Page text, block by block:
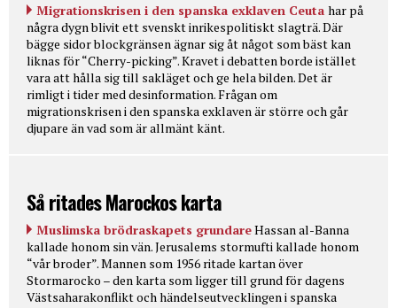
Migrationskrisen i den spanska exklaven Ceuta har på
några dygn blivit ett svenskt inrikespolitiskt slagträ. Där
bägge sidor blockgränsen ägnar sig åt något som bäst kan
liknas för “Cherry-picking”. Kravet i debatten borde istället
vara att hålla sig till sakläget och ge hela bilden. Det är
rimligt i tider med desinformation. Frågan om
migrationskrisen i den spanska exklaven är större och går
djupare än vad som är allmänt känt.
Så ritades Marockos karta
Muslimska brödraskapets grundareHassan al-Banna
kallade honom sin vän. Jerusalems stormufti kallade honom
“vår broder”. Mannen som 1956 ritade kartan över
Stormarocko – den karta som ligger till grund för dagens
Västsaharakonflikt och händelseutvecklingen i spanska